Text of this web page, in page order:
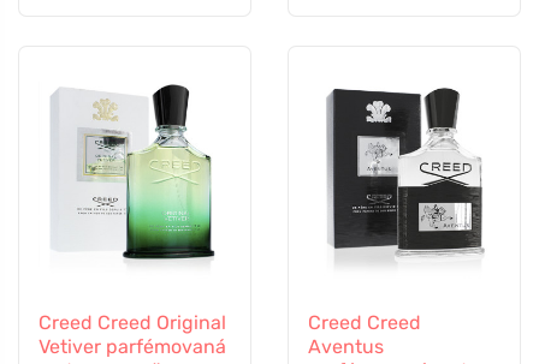
Creed Creed Original
Vetiver parfémovaná
Creed Creed
Aventus